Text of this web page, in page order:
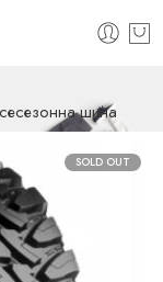
шина
SOLD OUT